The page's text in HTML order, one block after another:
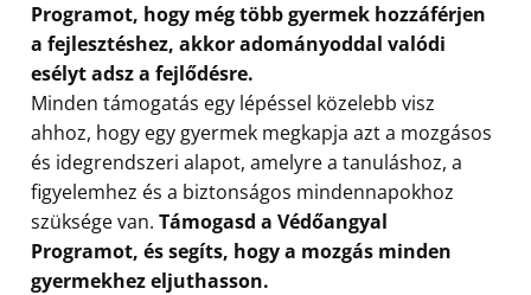
Programot, hogy még több gyermek hozzáférjen
a fejlesztéshez, akkor adományoddal valódi
esélyt adsz a fejlődésre.
Minden támogatás egy lépéssel közelebb visz
ahhoz, hogy egy gyermek megkapja azt a mozgásos
és idegrendszeri alapot, amelyre a tanuláshoz, a
figyelemhez és a biztonságos mindennapokhoz
szüksége van.Támogasd a Védőangyal
Programot, és segíts, hogy a mozgás minden
gyermekhez eljuthasson.